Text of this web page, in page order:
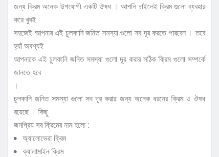
জন্য ক্রিম অনেক উপযোগী একটি ঔষধ । আপনি চাইলেই ক্রিম গুলো ব্যবহার
করে খুবই
সহজেই আপনার এই চুলকানি জনিত সমস্যা গুলো সব দূর করতে পারবেন । তবে
হ্যাঁ অবশ্যই
আপনাকে এই চুলকানি জনিত সমস্যা গুলো দূর করার সঠিক ক্রিম গুলো সম্পর্কে
জানতে হবে
।
চুলকানি জনিত সমস্যা গুলো সব দূর করার জন্য অনেক ধরনের ক্রিম ও ঔষধ
রয়েছে । কিছু
জনপ্রিয় সব ক্রিমের নাম হলো :
অ্যালোভেরা ক্রিম
ক্যালামাইন ক্রিম